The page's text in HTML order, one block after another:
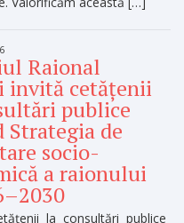
Raional
invită cetățenii
publice
Strategia de
socio-
a raionului
la consultări publice